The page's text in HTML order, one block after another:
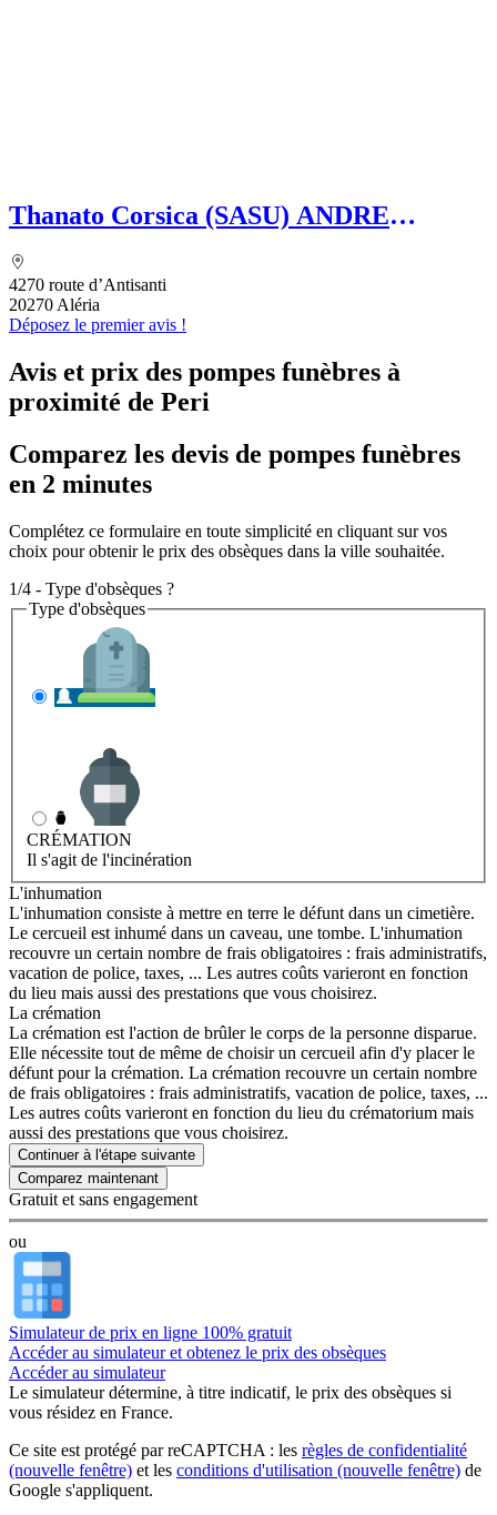
Thanato Corsica (SASU) ANDRE
4270 route d’Antisanti
20270 Aléria
Déposez le premier avis !
Avis et prix des pompes funèbres à
proximité de Peri
Comparez les devis de pompes funèbres
en 2 minutes
Complétez ce formulaire en toute simplicité en cliquant sur vos
choix pour obtenir le prix des obsèques dans la ville souhaitée.
1/4 - Type d'obsèques ?
Type d'obsèques
CRÉMATION
Il s'agit de l'incinération
L'inhumation
L'inhumation consiste à mettre en terre le défunt dans un cimetière.
Le cercueil est inhumé dans un caveau, une tombe. L'inhumation
recouvre un certain nombre de frais obligatoires : frais administratifs,
vacation de police, taxes, ... Les autres coûts varieront en fonction
du lieu mais aussi des prestations que vous choisirez.
La crémation
La crémation est l'action de brûler le corps de la personne disparue.
Elle nécessite tout de même de choisir un cercueil afin d'y placer le
défunt pour la crémation. La crémation recouvre un certain nombre
de frais obligatoires : frais administratifs, vacation de police, taxes, ...
Les autres coûts varieront en fonction du lieu du crématorium mais
aussi des prestations que vous choisirez.
Continuer à l'étape suivante
Gratuit et sans engagement
ou
Simulateur de prix en ligne 100% gratuit
Accéder au simulateur et obtenez le prix des obsèques
Accéder au simulateur
Le simulateurdétermine, à titre indicatif, le prix des obsèques si
vous résidez en France.
Ce site est protégé par reCAPTCHA : les règles de confidentialité
(nouvelle fenêtre) et les conditions d'utilisation (nouvelle fenêtre) de
Google s'appliquent.